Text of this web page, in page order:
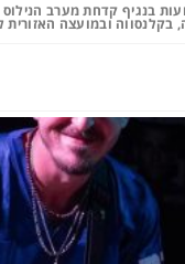
בנגיף קדחת מערב
בקלנסווה ובמועצה האזורית